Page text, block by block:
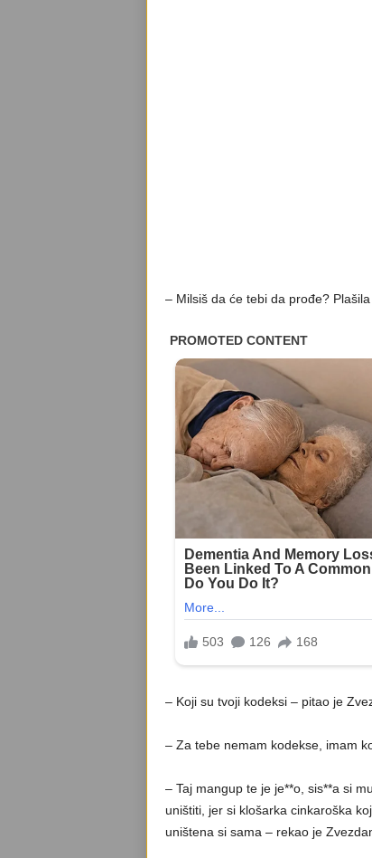
– Milsiš da će tebi da prođe?
– Koji su tvoji kodeksi – pitao je
– Za tebe nemam kodekse, imam
– Taj mangup te je je**o, sis**a si
uništiti, jer si klošarka cinkaroška
uništena si sama – rekao je